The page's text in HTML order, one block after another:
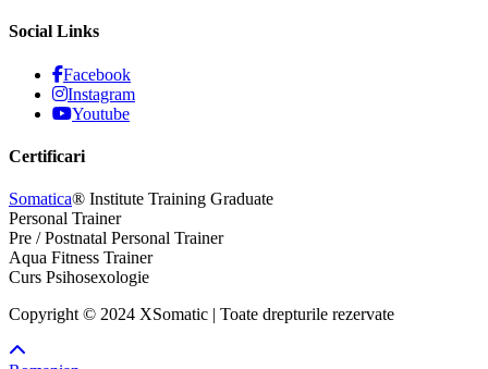
Social Links
Facebook
Instagram
Youtube
Certificari
Somatica® Institute Training Graduate
Personal Trainer
Pre / Postnatal Personal Trainer
Aqua Fitness Trainer
Curs Psihosexologie
Copyright © 2024 XSomatic | Toate drepturile rezervate